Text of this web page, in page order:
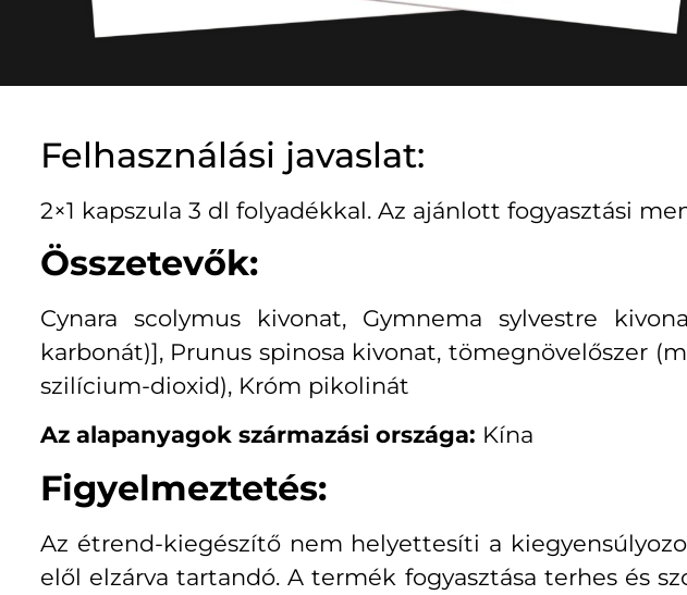
Felhasználási javaslat:
2×1 kapszula 3 dl folyadékkal. Az ajánlott fogyasztási
Összetevők:
Cynara scolymus kivonat, Gymnema sylvestre
karbonát)], Prunus spinosa kivonat, tömegnövelőszer
szilícium-dioxid), Króm pikolinát
Az alapanyagok származási országa: Kína
Figyelmeztetés:
Az étrend-kiegészítő nem helyettesíti a
elől elzárva tartandó. A termék fogyasztása terhes és